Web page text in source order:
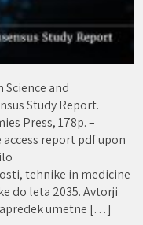
Science and
Study Report.
Press, 178p. –
report pdf upon
tehnike in medicine
do leta 2035. Avtorji
umetne […]